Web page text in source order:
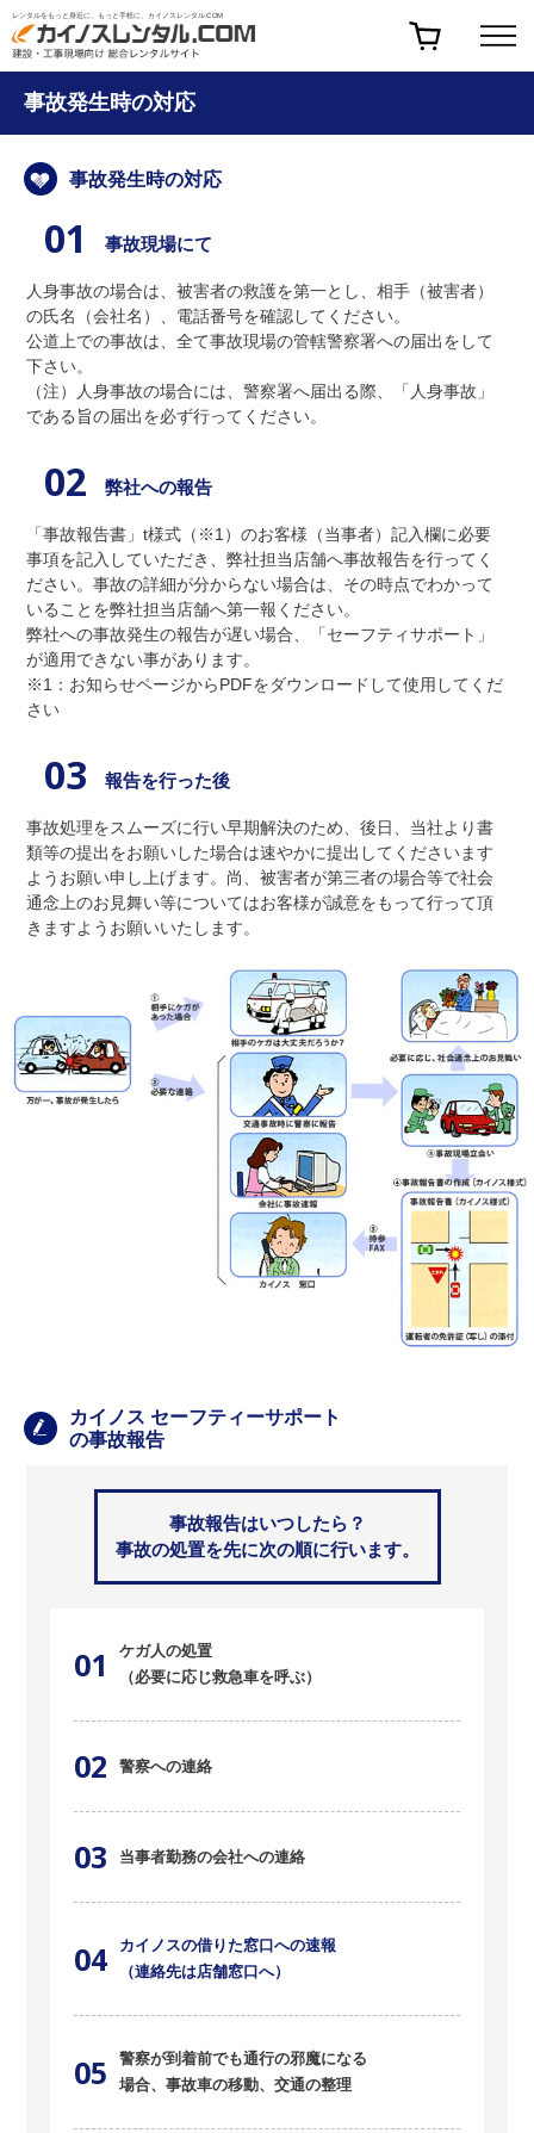
レンタルをもっと身近に、もっと手軽に、カイノスレンタル.COM
事故発生時の対応
事故発生時の対応
01 事故現場にて
人身事故の場合は、被害者の救護を第一とし、相手（被害者）
の氏名（会社名）、電話番号を確認してください。
公道上での事故は、全て事故現場の管轄警察署への届出をして
下さい。
（注）人身事故の場合には、警察署へ届出る際、「人身事故」
である旨の届出を必ず行ってください。
02 弊社への報告
「事故報告書」t様式（※1）のお客様（当事者）記入欄に必要
事項を記入していただき、弊社担当店舗へ事故報告を行ってく
ださい。事故の詳細が分からない場合は、その時点でわかって
いることを弊社担当店舗へ第一報ください。
弊社への事故発生の報告が遅い場合、「セーフティサポート」
が適用できない事があります。
※1：お知らせページからPDFをダウンロードして使用してくだ
さい
03 報告を行った後
事故処理をスムーズに行い早期解決のため、後日、当社より書
類等の提出をお願いした場合は速やかに提出してくださいます
ようお願い申し上げます。尚、被害者が第三者の場合等で社会
通念上のお見舞い等についてはお客様が誠意をもって行って頂
きますようお願いいたします。
カイノス セーフティーサポート
の事故報告
事故報告はいつしたら？
事故の処置を先に次の順に行います。
01
ケガ人の処置
（必要に応じ救急車を呼ぶ）
02 警察への連絡
03 当事者勤務の会社への連絡
04
カイノスの借りた窓口への速報
（連絡先は店舗窓口へ）
05
警察が到着前でも通行の邪魔になる
場合、事故車の移動、交通の整理